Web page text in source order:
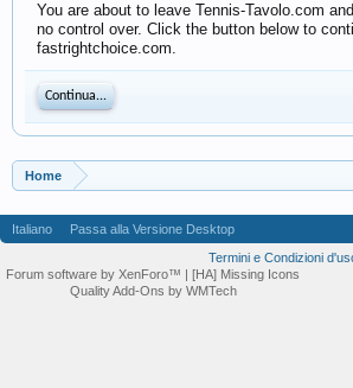
You are about to leave Tennis-Tavolo.com
no control over. Click the button below to
fastrightchoice.com.
Continua...
Home
Italiano Passa alla Versione Desktop
Termini e Condizioni
Forum software by XenForo™ | [HA] Missing Icons
Quality Add-Ons by WMTech